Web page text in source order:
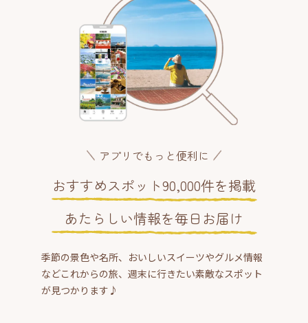
アプリでもっと便利に
おすすめスポット90,000件を掲載
あたらしい情報を毎日お届け
季節の景色や名所、おいしいスイーツやグルメ情報
などこれからの旅、週末に行きたい素敵なスポット
が見つかります♪